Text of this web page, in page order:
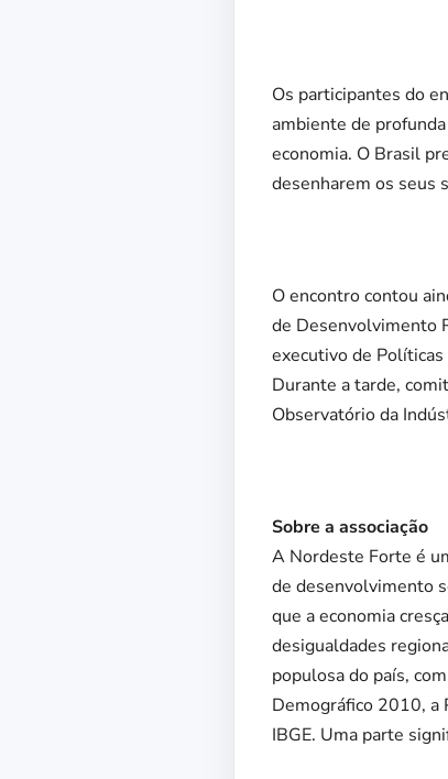
Os participantes do
ambiente de
economia. O Brasil
desenharem os seus
O encontro contou
de Desenvolvimento
executivo de
Durante a tarde,
Observatório da
Sobre a associação
A Nordeste Forte é
de desenvolvimento
que a economia
desigualdades
populosa do país,
Demográfico 2010, a
IBGE. Uma parte